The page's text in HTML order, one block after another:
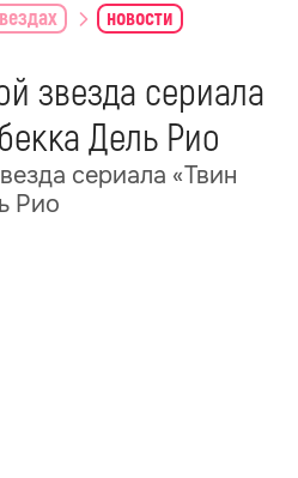
новости
звезда сериала
Дель Рио
сериала «Твин
Рио